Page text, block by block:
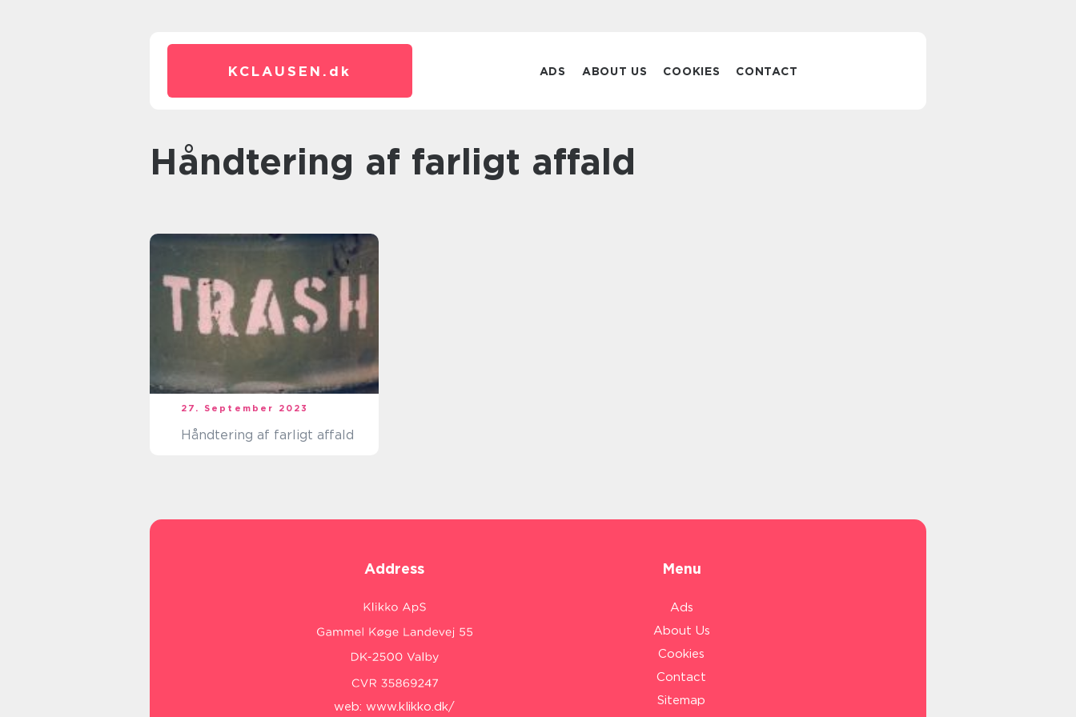
KCLAUSEN. dk ADS ABOUT US COOKIES CONTACT
håndtering af farligt affald
27. September 2023
Håndtering af farligt affald
Address
web:www.klikko.dk/
Menu
Ads
About Us
Cookies
Contact
Sitemap